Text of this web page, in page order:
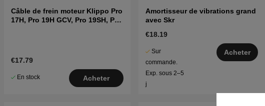
Câble de frein moteur Klippo Pro
17H, Pro 19H GCV, Pro 19SH, Pro
€17.79
En stock Acheter
Amortisseur de vibrations grand
avec Skr
€18.19
Sur
commande.
Exp. sous 2–5
j
Acheter